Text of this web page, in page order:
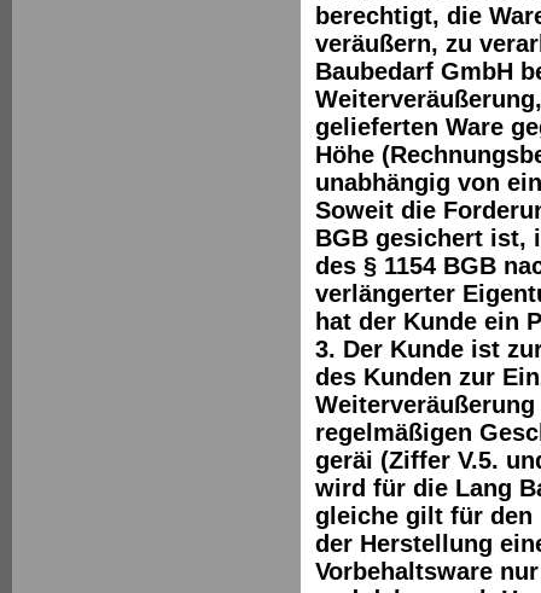
berechtigt, die
veräußern, zu
Baubedarf GmbH
gelieferten Ware
Höhe
unabhängig von
Soweit die
BGB gesichert ist,
des § 1154 BGB
verlängerter
hat der Kunde ein
3. Der Kunde ist
des Kunden zur
regelmäßigen
geräi (Ziffer V.5.
wird für die Lang
gleiche gilt für den
der Herstellung
Vorbehaltsware